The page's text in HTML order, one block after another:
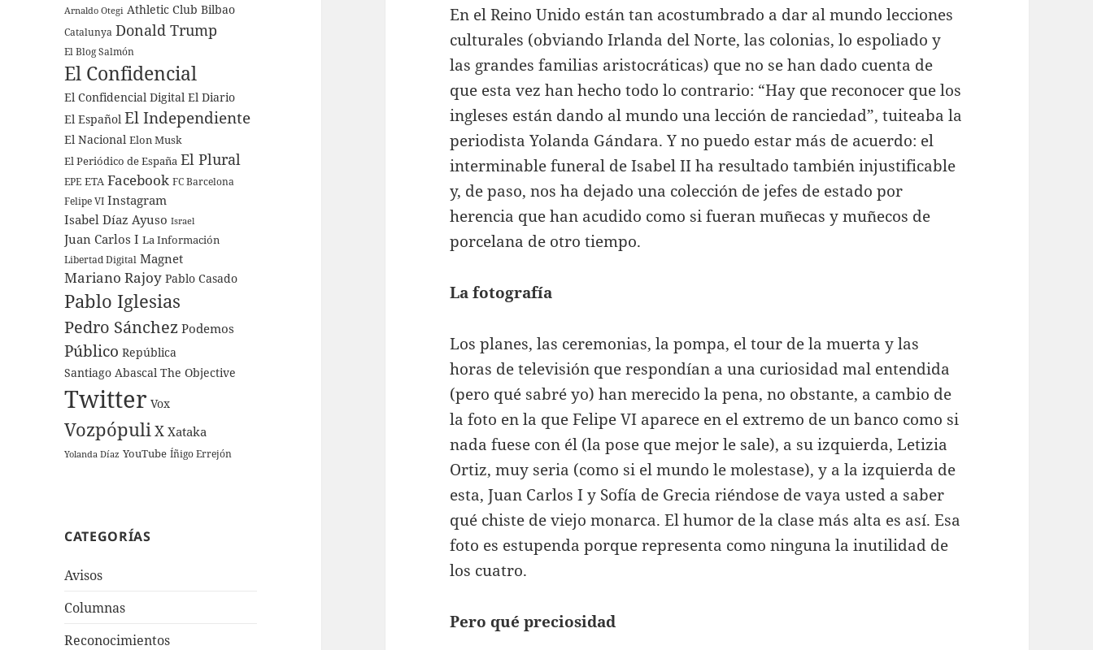
Arnaldo Otegi Athletic Club Bilbao
Catalunya Donald Trump
El Blog Salmón
El Confidencial
El Confidencial Digital El Diario
El Español El Independiente
El Nacional Elon Musk
El Periódico de España El Plural
EPE ETA Facebook FC Barcelona
Felipe VI Instagram
Isabel Díaz Ayuso Israel
Juan Carlos I La Información
Libertad Digital Magnet
Mariano Rajoy Pablo Casado
Pablo Iglesias
Pedro Sánchez Podemos
Público República
Santiago Abascal The Objective
Twitter Vox
Vozpópuli X Xataka
Yolanda Díaz YouTube Íñigo Errejón
CATEGORÍAS
Avisos
Columnas
Reconocimientos
En el Reino Unido están tan acostumbrado a dar al mundo lecciones
culturales (obviando Irlanda del Norte, las colonias, lo espoliado y
las grandes familias aristocráticas) que no se han dado cuenta de
que esta vez han hecho todo lo contrario: “Hay que reconocer que los
ingleses están dando al mundo una lección de ranciedad”, tuiteaba la
periodista Yolanda Gándara. Y no puedo estar más de acuerdo: el
interminable funeral de Isabel II ha resultado también injustificable
y, de paso, nos ha dejado una colección de jefes de estado por
herencia que han acudido como si fueran muñecas y muñecos de
porcelana de otro tiempo.
La fotografía
Los planes, las ceremonias, la pompa, el tour de la muerta y las
horas de televisión que respondían a una curiosidad mal entendida
(pero qué sabré yo) han merecido la pena, no obstante, a cambio de
la foto en la que Felipe VI aparece en el extremo de un banco como si
nada fuese con él (la pose que mejor le sale), a su izquierda, Letizia
Ortiz, muy seria (como si el mundo le molestase), y a la izquierda de
esta, Juan Carlos I y Sofía de Grecia riéndose de vaya usted a saber
qué chiste de viejo monarca. El humor de la clase más alta es así. Esa
foto es estupenda porque representa como ninguna la inutilidad de
los cuatro.
Pero qué preciosidad